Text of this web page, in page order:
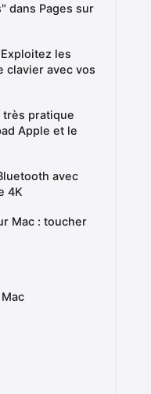
dans Pages sur
les
clavier avec vos
très pratique
Apple et le
avec
4K
Mac : toucher